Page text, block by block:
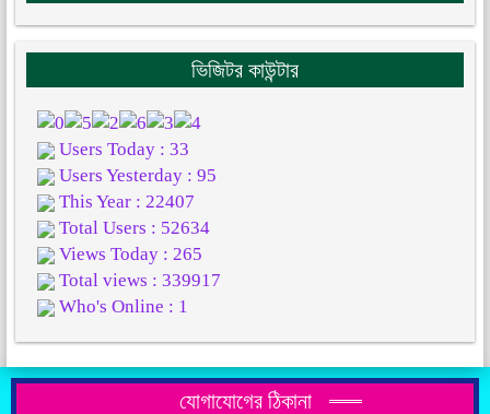
ভিজিটর কাউন্টার
Users Today : 33
Users Yesterday : 95
This Year : 22407
Total Users : 52634
Views Today : 265
Total views : 339917
Who's Online : 1
যোগাযোগের ঠিকানা